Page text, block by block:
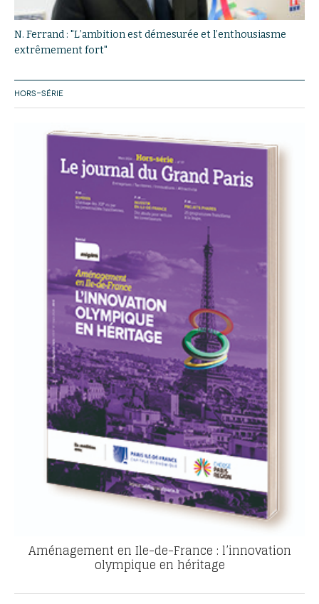
N. Ferrand : "L’ambition est démesurée et l’enthousiasme
extrêmement fort"
HORS-SÉRIE
Aménagement en Ile-de-France : l’innovation
olympique en héritage